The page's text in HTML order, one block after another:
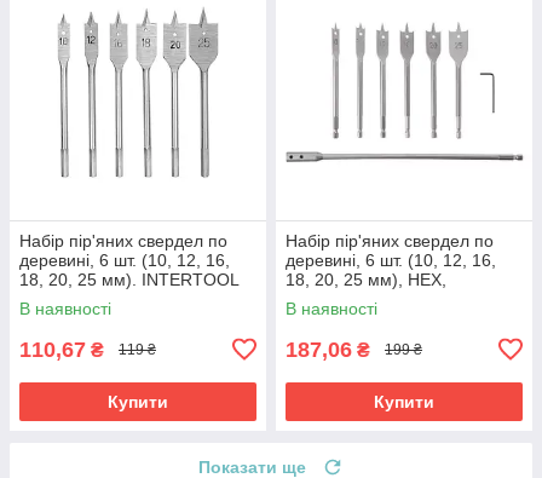
Набір пір'яних свердел по
деревині, 6 шт. (10, 12, 16,
18, 20, 25 мм). INTERTOOL
SD-0206
В наявності
110,67 ₴ 119 ₴
Купити
Набір пір'яних свердел по
деревині, 6 шт. (10, 12, 16,
18, 20, 25 мм), HEX,
подовжувач 300 мм
INTERTOOL SD-0207
В наявності
187,06 ₴ 199 ₴
Купити
Показати ще